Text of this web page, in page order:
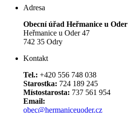
Adresa
Obecní úřad Heřmanice u Oder
Heřmanice u Oder 47
742 35 Odry
Kontakt
Tel.: +420 556 748 038
Starostka: 724 189 245
Místostarosta: 737 561 954
Email:
obec@hermaniceuoder.cz